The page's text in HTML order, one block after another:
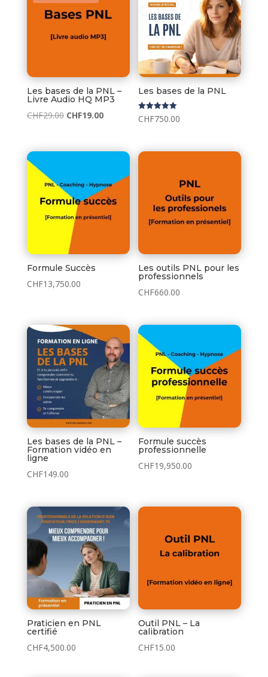
Les bases de la PNL –
Livre Audio HQ MP3
CHF29.00 Le
CHF19.00Le
CHF19.00.
Les bases de la PNL
Note
5.00
CHF750.00
Formule Succès
CHF13,750.00
Les outils PNL pour les
professionnels
CHF660.00
Les bases de la PNL –
Formation vidéo en
ligne
CHF149.00
Formule succès
professionnelle
CHF19,950.00
Praticien en PNL
certifié
CHF4,500.00
Outil PNL – La
calibration
CHF15.00